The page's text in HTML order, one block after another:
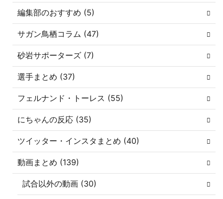
編集部のおすすめ (5)
サガン鳥栖コラム (47)
砂岩サポーターズ (7)
選手まとめ (37)
フェルナンド・トーレス (55)
にちゃんの反応 (35)
ツイッター・インスタまとめ (40)
動画まとめ (139)
試合以外の動画 (30)